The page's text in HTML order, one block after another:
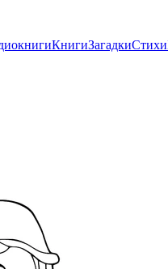
КнигиЗагадкиСтихи